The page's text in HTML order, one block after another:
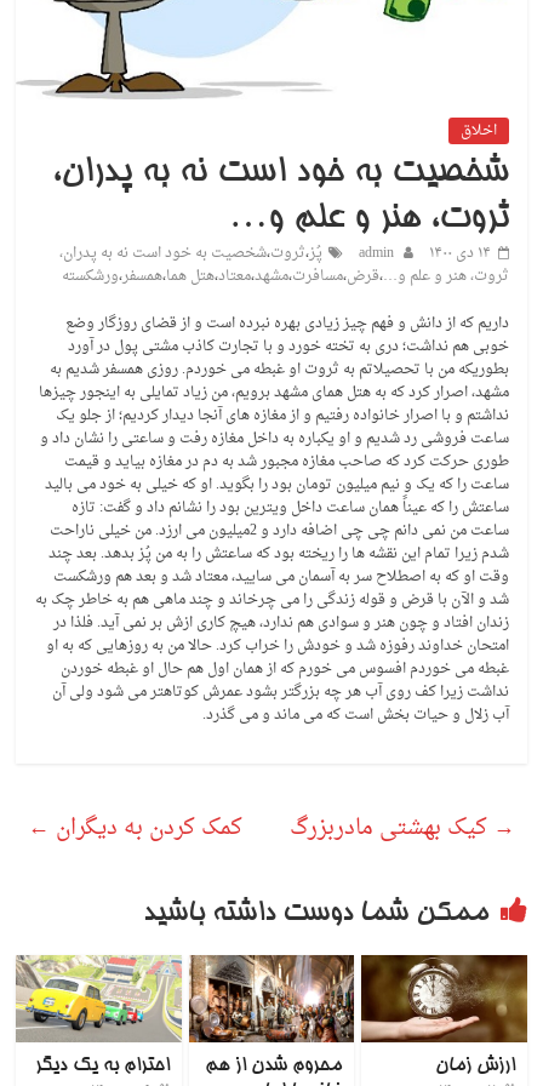
اخلاق
شخصیت به خود است نه به پدران،
ثروت، هنر و علم و…
۱۴ دی ۱۴۰۰ admin پُز،ثروت،شخصیت به خود است نه به پدران،
ثروت، هنر و علم و…،قرض،مسافرت،مشهد،معتاد،هتل هما،همسفر،ورشکسته
داریم که از دانش و فهم چیز زیادی بهره نبرده است و از قضای روزگار وضع
خوبی هم نداشت؛ دری به تخته خورد و با تجارت کاذب مشتی پول در آورد
بطوریکه من با تحصیلاتم به ثروت او غبطه می خوردم. روزی همسفر شدیم به
مشهد، اصرار کرد که به هتل همای مشهد برویم، من زیاد تمایلی به اینجور چیزها
نداشتم و با اصرار خانواده رفتیم و از مغازه های آنجا دیدار کردیم؛ از جلو یک
ساعت فروشی رد شدیم و او یکباره به داخل مغازه رفت و ساعتی را نشان داد و
طوری حرکت کرد که صاحب مغازه مجبور شد به دم در مغازه بیاید و قیمت
ساعت را که یک و نیم میلیون تومان بود را بگوید. او که خیلی به خود می بالید
ساعتش را که عیناً همان ساعت داخل ویترین بود را نشانم داد و گفت: تازه
ساعت من نمی دانم چی چی اضافه دارد و 2میلیون می ارزد. من خیلی ناراحت
شدم زیرا تمام این نقشه ها را ریخته بود که ساعتش را به من پُز بدهد. بعد چند
وقت او که به اصطلاح سر به آسمان می سایید، معتاد شد و بعد هم ورشکست
شد و الآن با قرض و قوله زندگی را می چرخاند و چند ماهی هم به خاطر چک به
زندان افتاد و چون هنر و سوادی هم ندارد، هیچ کاری ازش بر نمی آید. فلذا در
امتحان خداوند رفوزه شد و خودش را خراب کرد. حالا من به روزهایی که به او
غبطه می خوردم افسوس می خورم که از همان اول هم حال او غبطه خوردن
نداشت زیرا کف روی آب هر چه بزرگتر بشود عمرش کوتاهتر می شود ولی آن
آب زلال و حیات بخش است که می ماند و می گذرد.
→ کیک بهشتی مادربزرگ کمک کردن به دیگران ←
ممکن شما دوست داشته باشید
ارزش زمان
محروم شدن از هم
احترام به یک دیگر